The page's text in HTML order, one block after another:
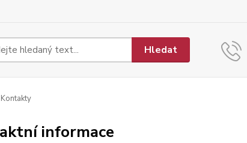
Hledat
Kontakty
informace